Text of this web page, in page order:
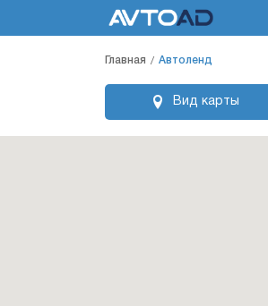
Главная Автоленд
Вид карты